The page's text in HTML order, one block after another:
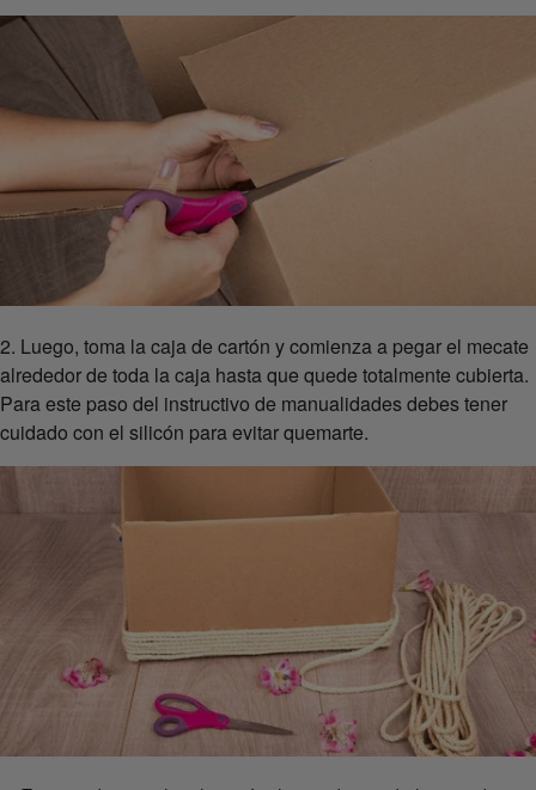
2. Luego, toma la caja de cartón y comienza a pegar el mecate
alrededor de toda la caja hasta que quede totalmente cubierta.
Para este paso del instructivo de manualidades debes tener
cuidado con el silicón para evitar quemarte.